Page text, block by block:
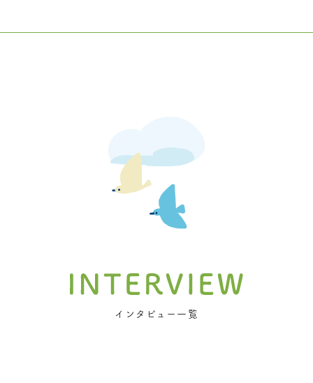
インタビュー一覧